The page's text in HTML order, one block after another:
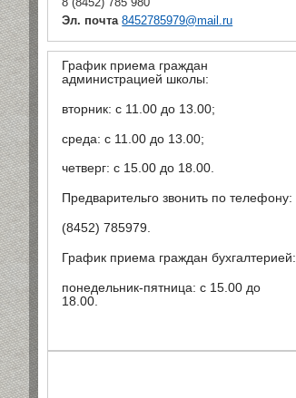
8 (8452) 785 980
Эл. почта 8452785979@mail.ru
График приема граждан
администрацией школы:
вторник: с 11.00 до 13.00;
среда: с 11.00 до 13.00;
четверг: с 15.00 до 18.00.
Предварительго звонить по телефону:
(8452) 785979.
График приема граждан бухгалтерией:
понедельник-пятница: с 15.00 до
18.00.